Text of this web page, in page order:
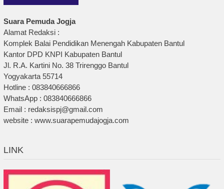
Suara Pemuda Jogja
Alamat Redaksi :
Komplek Balai Pendidikan Menengah Kabupaten Bantul
Kantor DPD KNPI Kabupaten Bantul
Jl. R.A. Kartini No. 38 Trirenggo Bantul
Yogyakarta 55714
Hotline : 083840666866
WhatsApp : 083840666866
Email : redaksispj@gmail.com
website : www.suarapemudajogja.com
LINK